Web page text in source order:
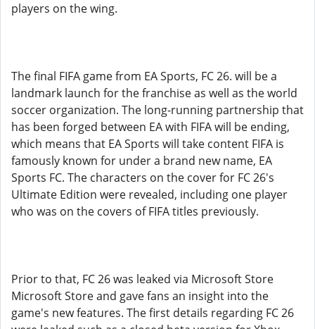
players on the wing.
The final FIFA game from EA Sports, FC 26. will be a
landmark launch for the franchise as well as the world
soccer organization. The long-running partnership that
has been forged between EA with FIFA will be ending,
which means that EA Sports will take content FIFA is
famously known for under a brand new name, EA
Sports FC. The characters on the cover for FC 26's
Ultimate Edition were revealed, including one player
who was on the covers of FIFA titles previously.
Prior to that, FC 26 was leaked via Microsoft Store
Microsoft Store and gave fans an insight into the
game's new features. The first details regarding FC 26